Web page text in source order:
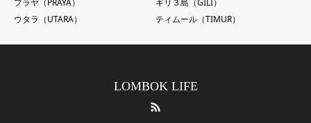
ウタラ（UTARA）
ティムール（TIMUR）
LOMBOK LIFE